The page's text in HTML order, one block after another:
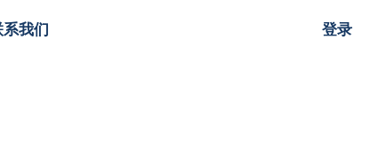
系我们 登录